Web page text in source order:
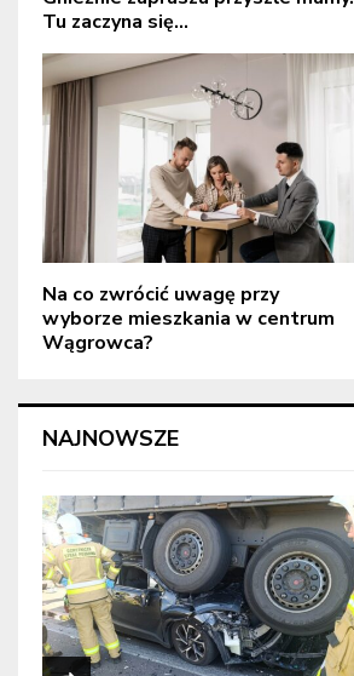
Tu zaczyna się...
Na co zwrócić uwagę przy
wyborze mieszkania w centrum
Wągrowca?
NAJNOWSZE